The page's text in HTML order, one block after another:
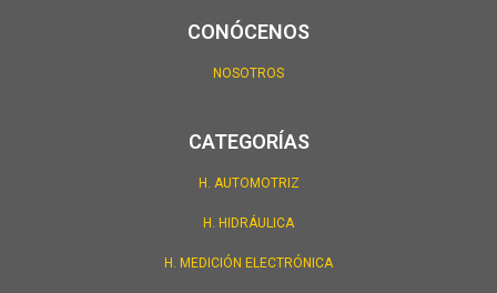
CONÓCENOS
NOSOTROS
CATEGORÍAS
H. AUTOMOTRIZ
H. HIDRÁULICA
H. MEDICIÓN ELECTRÓNICA